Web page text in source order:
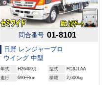
問合番号 01-8101
日野 レンジャープロ
ウイング 中型
年式 H26年9月 型式
FD9JLAA
走行
690千km 積載 2,600kg